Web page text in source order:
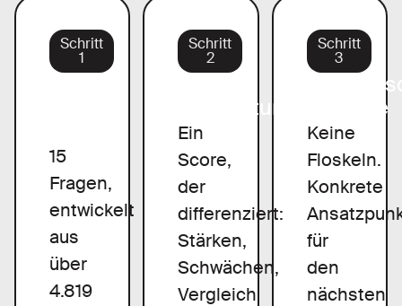
Schritt
1
15
Fragen,
entwickelt
aus
über
4.819
Schritt
2
Auswertung
Ein
Score,
der
differenziert:
Stärken,
Schwächen,
Vergleich
Schritt
3
Impulse
Keine
Floskeln.
Konkrete
für
den
nächsten